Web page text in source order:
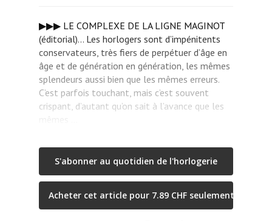
▶▶▶ LE COMPLEXE DE LA LIGNE MAGINOT
(éditorial)… Les horlogers sont d’impénitents
conservateurs, très fiers de perpétuer d’âge en
âge et de génération en génération, les mêmes
splendeurs aussi bien que les mêmes erreurs.
C’est parfois touchant, mais c’est souvent
crispant, d’autant qu’on sait à l’avance que les
S'abonner au quotidien de l'horlogerie
Acheter cet article pour 7.89 CHF seulement